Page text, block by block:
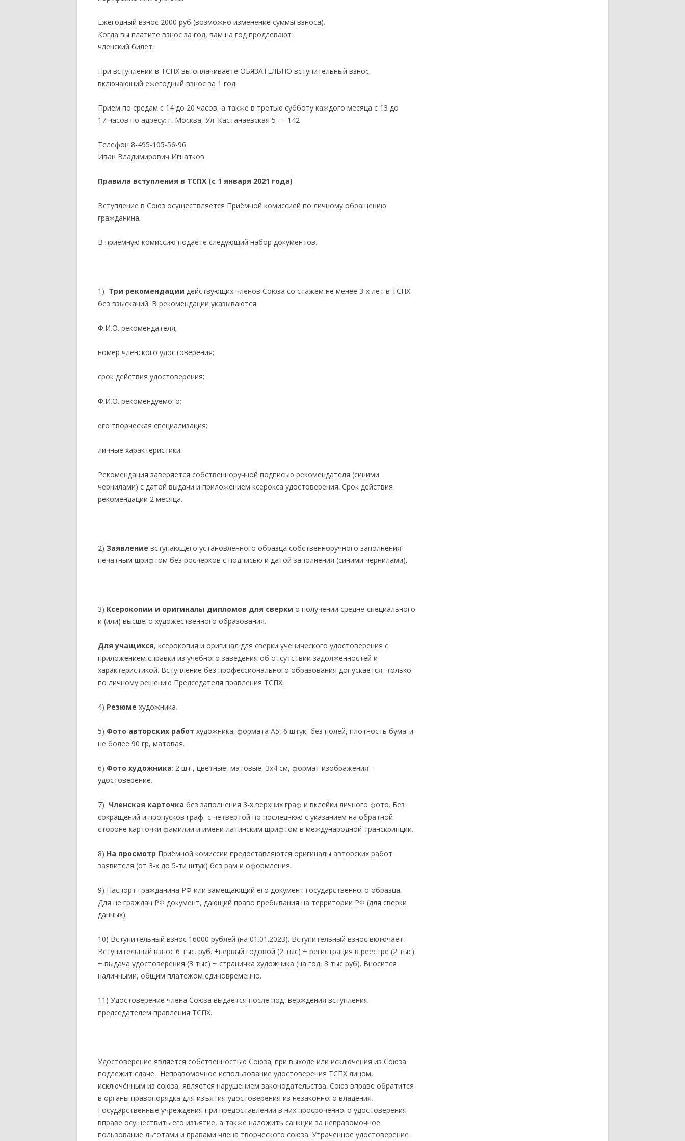
Ежегодный взнос 2000 руб (возможно изменение суммы взноса).
Когда вы платите взнос за год, вам на год продлевают
членский билет.
При вступлении в ТСПХ вы оплачиваете ОБЯЗАТЕЛЬНО вступительный взнос,
включающий ежегодный взнос за 1 год.
Прием по средам с 14 до 20 часов, а также в третью субботу каждого месяца с 13 до
17 часов по адресу: г. Москва, Ул. Кастанаевская 5 — 142
Телефон 8-495-105-56-96
Иван Владимирович Игнатков
Правила вступления в ТСПХ (с 1 января 2021 года)
Вступление в Союз осуществляется Приёмной комиссией по личному обращению
гражданина.
В приёмную комиссию подаёте следующий набор документов.
1) Три рекомендации действующих членов Союза со стажем не менее 3-х лет в ТСПХ
без взысканий. В рекомендации указываются
Ф.И.О. рекомендателя;
номер членского удостоверения;
срок действия удостоверения;
Ф.И.О. рекомендуемого;
его творческая специализация;
личные характеристики.
Рекомендация заверяется собственноручной подписью рекомендателя (синими
чернилами) с датой выдачи и приложением ксерокса удостоверения. Срок действия
рекомендации 2 месяца.
2) Заявление вступающего установленного образца собственноручного заполнения
печатным шрифтом без росчерков с подписью и датой заполнения (синими чернилами).
3) Ксерокопии и оригиналы дипломов для сверки о получении средне-специального
и (или) высшего художественного образования.
Для учащихся, ксерокопия и оригинал для сверки ученического удостоверения с
приложением справки из учебного заведения об отсутствии задолженностей и
характеристикой. Вступление без профессионального образования допускается, только
по личному решению Председателя правления ТСПХ.
4) Резюме художника.
5) Фото авторских работ художника: формата А5, 6 штук, без полей, плотность бумаги
не более 90 гр, матовая.
6) Фото художника: 2 шт., цветные, матовые, 3х4 см, формат изображения –
удостоверение.
7) Членская карточка без заполнения 3-х верхних граф и вклейки личного фото. Без
сокращений и пропусков граф с четвертой по последнюю с указанием на обратной
стороне карточки фамилии и имени латинским шрифтом в международной транскрипции.
8) На просмотр Приёмной комиссии предоставляются оригиналы авторских работ
заявителя (от 3-х до 5-ти штук) без рам и оформления.
9) Паспорт гражданина РФ или замещающий его документ государственного образца.
Для не граждан РФ документ, дающий право пребывания на территории РФ (для сверки
данных).
10) Вступительный взнос 16000 рублей (на 01.01.2023). Вступительный взнос включает:
Вступительный взнос 6 тыс. руб. +первый годовой (2 тыс) + регистрация в реестре (2 тыс)
+ выдача удостоверения (3 тыс) + страничка художника (на год, 3 тыс руб). Вносится
наличными, общим платежом единовременно.
11) Удостоверение члена Союза выдаётся после подтверждения вступления
председателем правления ТСПХ.
Удостоверение является собственностью Союза; при выходе или исключения из Союза
подлежит сдаче. Неправомочное использование удостоверения ТСПХ лицом,
исключённым из союза, является нарушением законодательства. Союз вправе обратится
в органы правопорядка для изъятия удостоверения из незаконного владения.
Государственные учреждения при предоставлении в них просроченного удостоверения
вправе осуществить его изъятие, а также наложить санкции за неправомочное
пользование льготами и правами члена творческого союза. Утраченное удостоверение